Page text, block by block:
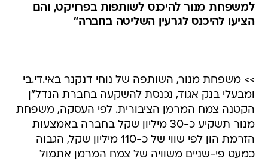
למשפחת מנור להיכנס לשותפות בפרויקט, והם
הציעו להיכנס לגרעין השליטה בחברה"
>> משפחת מנור, השותפה של נוחי דנקנר באי.די.בי
ומבעלי בנק אגוד, נכנסת להשקעה בחברת הנדל"ן
הקטנה צמח המרמן הציבורית. לפי העסקה, משפחת
מנור תשקיע כ-30 מיליון שקל בחברה באמצעות
הזרמת הון לפי שווי של כ-110 מיליון שקל, הגבוה
כמעט פי-שניים משוויה של צמח המרמן אתמול